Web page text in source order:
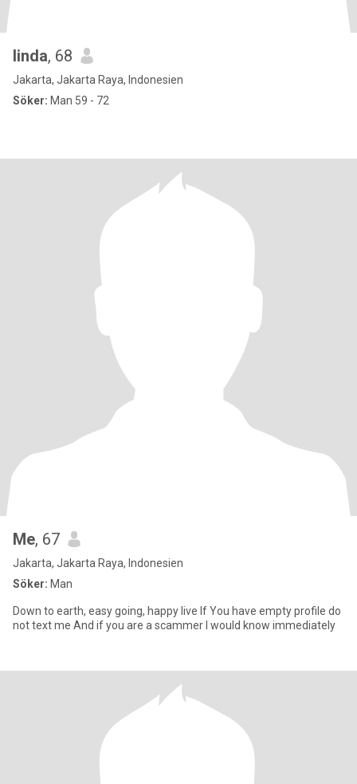
linda, 68
Jakarta, Jakarta Raya, Indonesien
Söker: Man 59 - 72
Me, 67
Jakarta, Jakarta Raya, Indonesien
Söker: Man
Down to earth, easy going, happy live If You have empty profile do
not text me And if you are a scammer I would know immediately